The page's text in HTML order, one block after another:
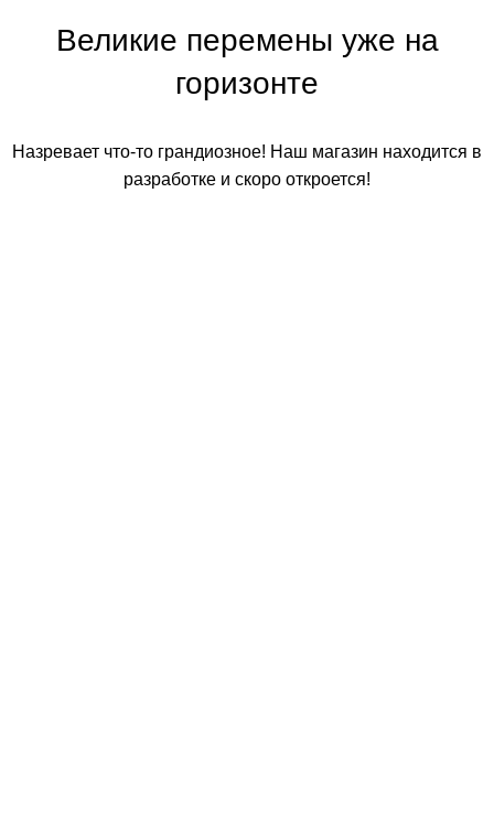
Великие перемены уже на
горизонте
Назревает что-то грандиозное! Наш магазин находится в
разработке и скоро откроется!